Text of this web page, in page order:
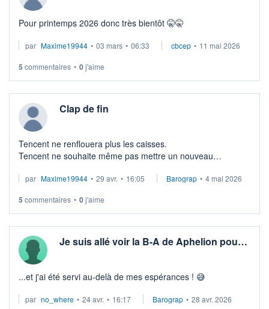
Pour printemps 2026 donc très bientôt 🤫🤫
par Maxime19944 • 03 mars • 06:33 cbcep • 11 mai 2026
5 commentaires • 0j'aime
Clap de fin
Tencent ne renflouera plus les caisses.
Tencent ne souhaite même pas mettre un nouveau
Bide total pour aphelion ,200 joueurs max lors du lancement.
par Maxime19944 • 29 avr. • 16:05 Barograp • 4 mai 2026
5 commentaires • 0j'aime
Je suis allé voir la B-A de Aphelion pou…
...et j'ai été servi au-delà de mes espérances ! 😅
par no_where • 24 avr. • 16:17 Barograp • 28 avr. 2026